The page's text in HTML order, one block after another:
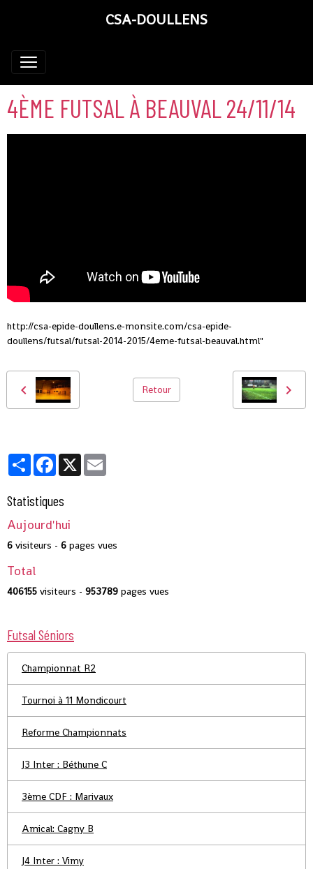
CSA-DOULLENS
4ÈME FUTSAL À BEAUVAL 24/11/14
http://csa-epide-doullens.e-monsite.com/csa-epide-
doullens/futsal/futsal-2014-2015/4eme-futsal-beauval.html"
Retour
PartagerFacebook
X
Statistiques
Aujourd'hui
6 visiteurs - 6 pages vues
Total
406155 visiteurs - 953789 pages vues
Futsal Séniors
Championnat R2
Tournoi à 11 Mondicourt
Reforme Championnats
J3 Inter : Béthune C
3ème CDF : Marivaux
Amical: Cagny B
J4 Inter : Vimy